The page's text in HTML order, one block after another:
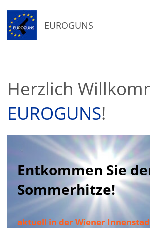
EUROGUNS
Herzlich
EUROGUNS!
Entkommen Sie
Sommerhitze!
aktuell in der Wiener